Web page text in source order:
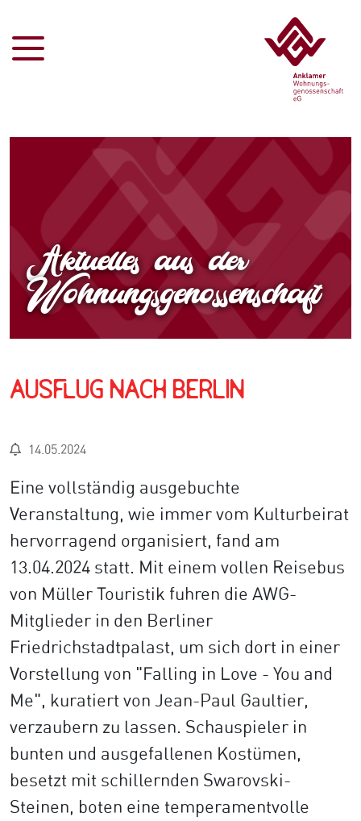
Aktuelles aus der
Wohnungsgenossenschaft
Ausflug nach Berlin
14.05.2024
Eine vollständig ausgebuchte
Veranstaltung, wie immer vom Kulturbeirat
hervorragend organisiert, fand am
13.04.2024 statt. Mit einem vollen Reisebus
von Müller Touristik fuhren die AWG-
Mitglieder in den Berliner
Friedrichstadtpalast, um sich dort in einer
Vorstellung von "Falling in Love - You and
Me", kuratiert von Jean-Paul Gaultier,
verzaubern zu lassen. Schauspieler in
bunten und ausgefallenen Kostümen,
besetzt mit schillernden Swarovski-
Steinen, boten eine temperamentvolle